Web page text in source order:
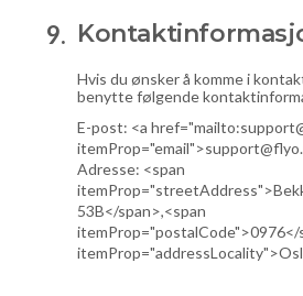
Hvis du ønsker å komme i
benytte følgende
E-post: <a href="mailto:
itemProp="email">
Adresse: <span
53B</span>,<span
itemProp="postalCode">0976</